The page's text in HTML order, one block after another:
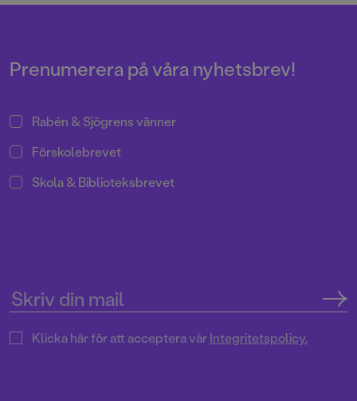
Prenumerera på våra nyhetsbrev!
Rabén & Sjögrens vänner
Förskolebrevet
Skola & Biblioteksbrevet
Klicka här för att acceptera vårIntegritetspolicy.